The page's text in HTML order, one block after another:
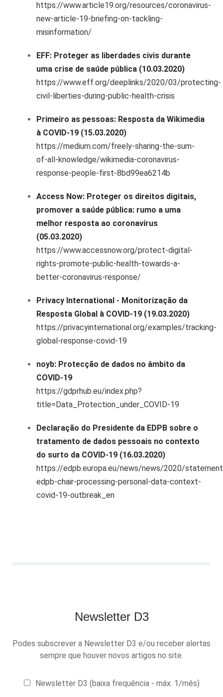
https://www.article19.org/resources/coronavirus-
new-article-19-briefing-on-tackling-
misinformation/
EFF: Proteger as liberdades civis durante
uma crise de saúde pública (10.03.2020)
https://www.eff.org/deeplinks/2020/03/protecting-
civil-liberties-during-public-health-crisis
Primeiro as pessoas: Resposta da Wikimedia
à COVID-19 (15.03.2020)
https://medium.com/freely-sharing-the-sum-
of-all-knowledge/wikimedia-coronavirus-
response-people-first-8bd99ea6214b
Access Now: Proteger os direitos digitais,
promover a saúde pública: rumo a uma
melhor resposta ao coronavírus
(05.03.2020)
https://www.accessnow.org/protect-digital-
rights-promote-public-health-towards-a-
better-coronavirus-response/
Privacy International - Monitorização da
Resposta Global à COVID-19 (19.03.2020)
https://privacyinternational.org/examples/tracking-
global-response-covid-19
noyb: Protecção de dados no âmbito da
COVID-19
https://gdprhub.eu/index.php?
title=Data_Protection_under_COVID-19
Declaração do Presidente da EDPB sobre o
tratamento de dados pessoais no contexto
do surto da COVID-19 (16.03.2020)
https://edpb.europa.eu/news/news/2020/
edpb-chair-processing-personal-data-context-
covid-19-outbreak_en
Newsletter D3
Podes subscrever a Newsletter D3 e/ou receber alertas
sempre que houver novos artigos no site.
Newsletter D3 (baixa frequência - máx. 1/mês)